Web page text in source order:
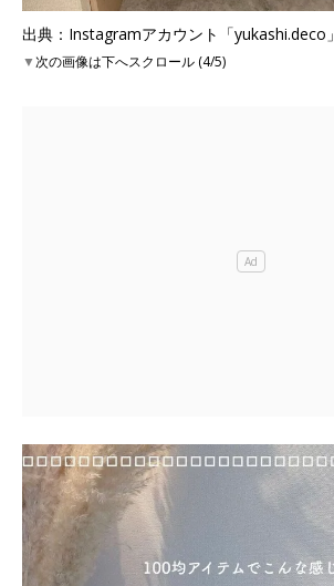
出典：Instagramアカウント「yukashi.deco」
▼次の画像は下へスクロール (4/5)